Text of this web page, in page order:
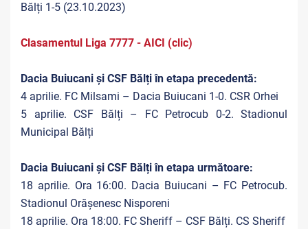
Bălți 1-5 (23.10.2023)
Clasamentul Liga 7777 - AICI (clic)
Dacia Buiucani și CSF Bălți în etapa precedentă:
4 aprilie. FC Milsami – Dacia Buiucani 1-0. CSR Orhei
5 aprilie. CSF Bălți – FC Petrocub 0-2. Stadionul
Municipal Bălți
Dacia Buiucani și CSF Bălți în etapa următoare:
18 aprilie. Ora 16:00. Dacia Buiucani – FC Petrocub.
Stadionul Orășenesc Nisporeni
18 aprilie. Ora 18:00. FC Sheriff – CSF Bălți. CS Sheriff